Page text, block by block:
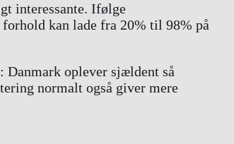
interessante. Ifølge
kan lade fra 20% til 98% på
Danmark oplever sjældent så
normalt også giver mere